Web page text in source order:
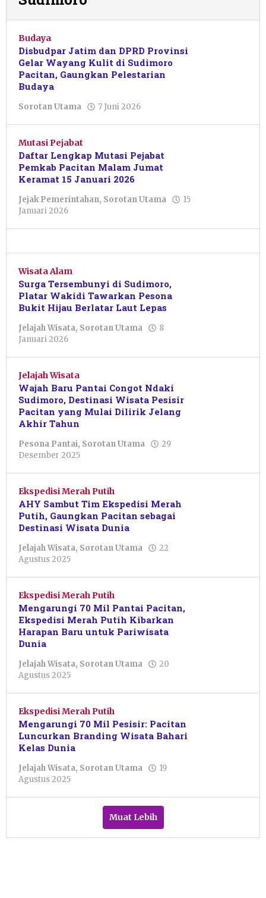
Budaya
Disbudpar Jatim dan DPRD Provinsi
Gelar Wayang Kulit di Sudimoro
Pacitan, Gaungkan Pelestarian
Budaya
Sorotan Utama 7 Juni 2026
Azizah
Mutasi Pejabat
Daftar Lengkap Mutasi Pejabat
Pemkab Pacitan Malam Jumat
Keramat 15 Januari 2026
Jejak Pemerintahan, Sorotan Utama
15
Januari 2026
Shalahuddin
Wisata Alam
Surga Tersembunyi di Sudimoro,
Platar Wakidi Tawarkan Pesona
Bukit Hijau Berlatar Laut Lepas
Jelajah Wisata, Sorotan Utama
8
Januari 2026
Fifaii
Zain
Fauzi
Jelajah Wisata
Wajah Baru Pantai Congot Ndaki
Sudimoro, Destinasi Wisata Pesisir
Pacitan yang Mulai Dilirik Jelang
Akhir Tahun
Pesona Pantai, Sorotan Utama
29
Desember 2025
Feriansyah
Ekspedisi Merah Putih
AHY Sambut Tim Ekspedisi Merah
Putih, Gaungkan Pacitan sebagai
Destinasi Wisata Dunia
Jelajah Wisata, Sorotan Utama
22
Agustus 2025
Shalahuddin
Ekspedisi Merah Putih
Mengarungi 70 Mil Pantai Pacitan,
Ekspedisi Merah Putih Kibarkan
Harapan Baru untuk Pariwisata
Dunia
Jelajah Wisata, Sorotan Utama
20
Agustus 2025
Ekspedisi Merah Putih
Mengarungi 70 Mil Pesisir: Pacitan
Luncurkan Branding Wisata Bahari
Kelas Dunia
Jelajah Wisata, Sorotan Utama
19
Agustus 2025
Primanto
Muat Lebih